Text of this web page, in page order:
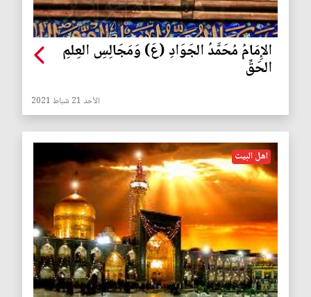
الإِمَامُ مُحَمَّدُ الجَوَادِ (عَ) وَمَجَالِسِ العِلمِ
الحَقِّ
الأحد 21 شباط 2021
اهل البيت